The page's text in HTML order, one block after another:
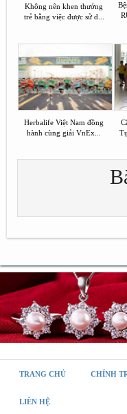
Không nên khen thưởng
trẻ bằng việc được sử d...
Herbalife Việt Nam đồng
hành cùng giải VnEx...
TRANG CHỦ CHÍNH
LIÊN HỆ